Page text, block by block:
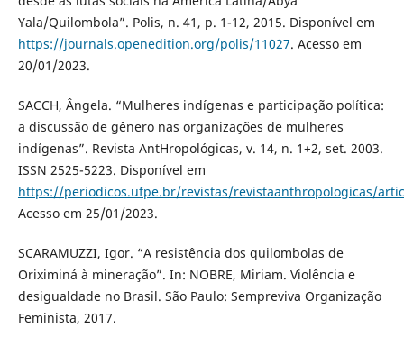
Yala/Quilombola”. Polis, n. 41, p. 1-12, 2015. Disponível em
https://journals.openedition.org/polis/11027. Acesso em
20/01/2023.
SACCH, Ângela. “Mulheres indígenas e participação política:
a discussão de gênero nas organizações de mulheres
indígenas”. Revista AntHropológicas, v. 14, n. 1+2, set. 2003.
ISSN 2525-5223. Disponível em
https://periodicos.ufpe.br/revistas/revistaanthropologicas/
Acesso em 25/01/2023.
SCARAMUZZI, Igor. “A resistência dos quilombolas de
Oriximiná à mineração”. In: NOBRE, Miriam. Violência e
desigualdade no Brasil. São Paulo: Sempreviva Organização
Feminista, 2017.